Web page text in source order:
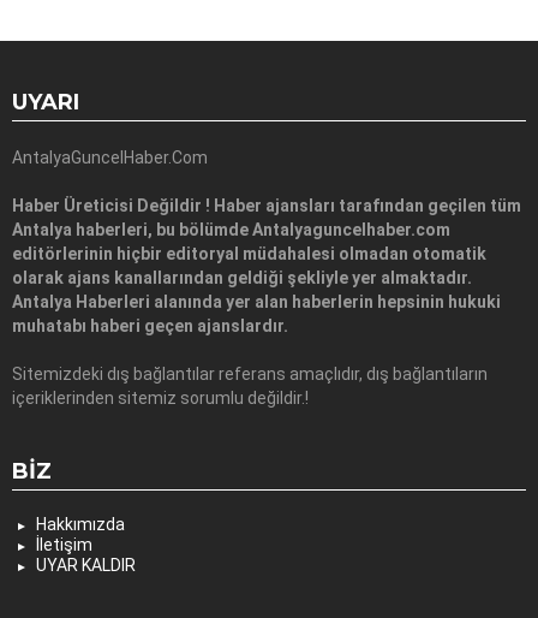
UYARI
AntalyaGuncelHaber.Com
Haber Üreticisi Değildir ! Haber ajansları tarafından geçilen tüm
Antalya haberleri, bu bölümde Antalyaguncelhaber.com
editörlerinin hiçbir editoryal müdahalesi olmadan otomatik
olarak ajans kanallarından geldiği şekliyle yer almaktadır.
Antalya Haberleri alanında yer alan haberlerin hepsinin hukuki
muhatabı haberi geçen ajanslardır.
Sitemizdeki dış bağlantılar referans amaçlıdır, dış bağlantıların
içeriklerinden sitemiz sorumlu değildir.!
BIZ
Hakkımızda
İletişim
UYAR KALDIR